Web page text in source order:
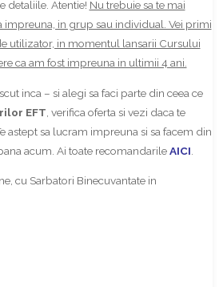
detaliile. Atentie! Nu trebuie sa te mai
impreuna, in grup sau individual. Vei primi
utilizator, in momentul lansarii Cursului
ca am fost impreuna in ultimii 4 ani.
inca – si alegi sa faci parte din ceea ce
EFT , verifica oferta si vezi daca te
astept sa lucram impreuna si sa facem din
acum. Ai toate recomandarileAICI
cu Sarbatori Binecuvantate in